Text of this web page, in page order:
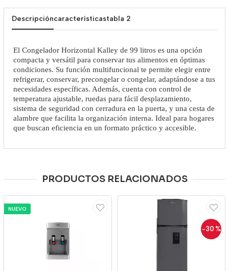
Descripcióncaracterísticastabla 2
El Congelador Horizontal Kalley de 99 litros es una opción
compacta y versátil para conservar tus alimentos en óptimas
condiciones. Su función multifuncional te permite elegir entre
refrigerar, conservar, precongelar o congelar, adaptándose a tus
necesidades específicas. Además, cuenta con control de
temperatura ajustable, ruedas para fácil desplazamiento,
sistema de seguridad con cerradura en la puerta, y una cesta de
alambre que facilita la organización interna. Ideal para hogares
que buscan eficiencia en un formato práctico y accesible.
PRODUCTOS RELACIONADOS
NUEVO
-30 %